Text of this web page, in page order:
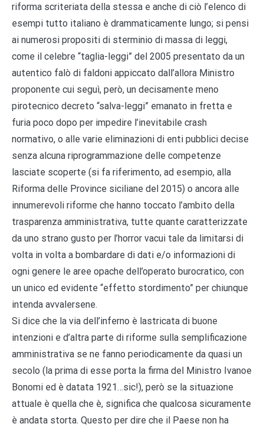
riforma scriteriata della stessa e anche di ciò l’elenco di
esempi tutto italiano è drammaticamente lungo; si pensi
ai numerosi propositi di sterminio di massa di leggi,
come il celebre “taglia-leggi” del 2005 presentato da un
autentico falò di faldoni appiccato dall’allora Ministro
proponente cui seguì, però, un decisamente meno
pirotecnico decreto “salva-leggi” emanato in fretta e
furia poco dopo per impedire l’inevitabile crash
normativo, o alle varie eliminazioni di enti pubblici decise
senza alcuna riprogrammazione delle competenze
lasciate scoperte (si fa riferimento, ad esempio, alla
Riforma delle Province siciliane del 2015) o ancora alle
innumerevoli riforme che hanno toccato l’ambito della
trasparenza amministrativa, tutte quante caratterizzate
da uno strano gusto per l’horror vacui tale da limitarsi di
volta in volta a bombardare di dati e/o informazioni di
ogni genere le aree opache dell’operato burocratico, con
un unico ed evidente “effetto stordimento” per chiunque
intenda avvalersene.
Si dice che la via dell’inferno è lastricata di buone
intenzioni e d’altra parte di riforme sulla semplificazione
amministrativa se ne fanno periodicamente da quasi un
secolo (la prima di esse porta la firma del Ministro Ivanoe
Bonomi ed è datata 1921…sic!), però se la situazione
attuale è quella che è, significa che qualcosa sicuramente
è andata storta. Questo per dire che il Paese non ha